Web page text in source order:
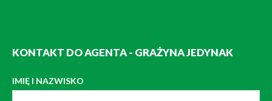
KONTAKT DO AGENTA - GRAŻYNA JEDYNAK
IMIĘ I NAZWISKO